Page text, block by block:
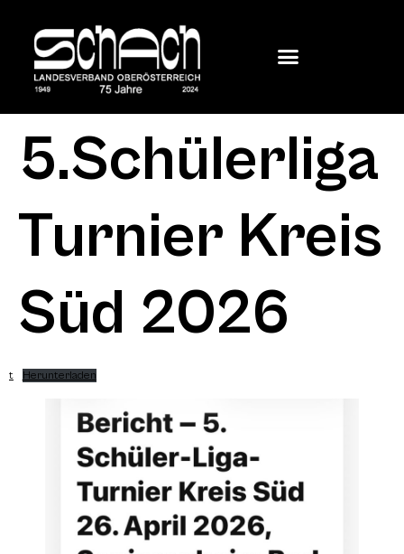
5.Schülerliga
Turnier Kreis
Süd 2026
t Herunterladen